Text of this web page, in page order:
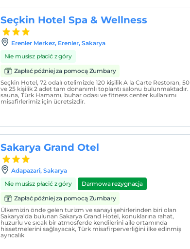
Seçkin Hotel Spa & Wellness
Erenler Merkez, Erenler, Sakarya
Nie musisz płacić z góry
Zapłać później za pomocą Zumbary
Seçkin Hotel, 72 odalı otelimizde 120 kişilik A la Carte Restoran, 50
ve 25 kişilik 2 adet tam donanımlı toplantı salonu bulunmaktadır.
sauna, Türk Hamamı, buhar odası ve fitness center kullanımı
misafirlerimiz için ücretsizdir.
Sakarya Grand Otel
Adapazari, Sakarya
Nie musisz płacić z góry
Darmowa rezygnacja
Zapłać później za pomocą Zumbary
Ülkemizin önde gelen turizm ve sanayi şehirlerinden biri olan
Sakarya'da bulunan Sakarya Grand Hotel, konuklarına rahat,
huzurlu ve sıcak bir atmosferde kendilerini aile ortamında
hissetmelerini sağlayacak, Türk misafirperverliğini ilke edinmiş
ayrıcalık